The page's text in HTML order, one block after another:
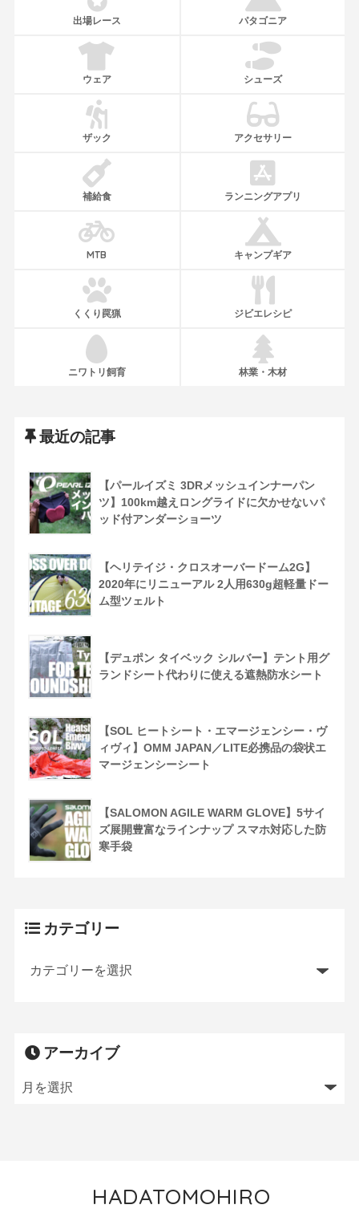
出場レース パタゴニア
ウェア シューズ
ザック アクセサリー
補給食 ランニングアプリ
MTB キャンプギア
くくり罠猟 ジビエレシピ
ニワトリ飼育 林業・木材
最近の記事
【パールイズミ 3DRメッシュインナーパン
ツ】100km越えロングライドに欠かせないパ
ッド付アンダーショーツ
【ヘリテイジ・クロスオーバードーム2G】
2020年にリニューアル 2人用630g超軽量ドー
ム型ツェルト
【デュポン タイベック シルバー】テント用グ
ランドシート代わりに使える遮熱防水シート
【SOL ヒートシート・エマージェンシー・ヴ
ィヴィ】OMM JAPAN／LITE必携品の袋状エ
マージェンシーシート
【SALOMON AGILE WARM GLOVE】5サイ
ズ展開豊富なラインナップ スマホ対応した防
寒手袋
カテゴリー
アーカイブ
HADATOMOHIRO